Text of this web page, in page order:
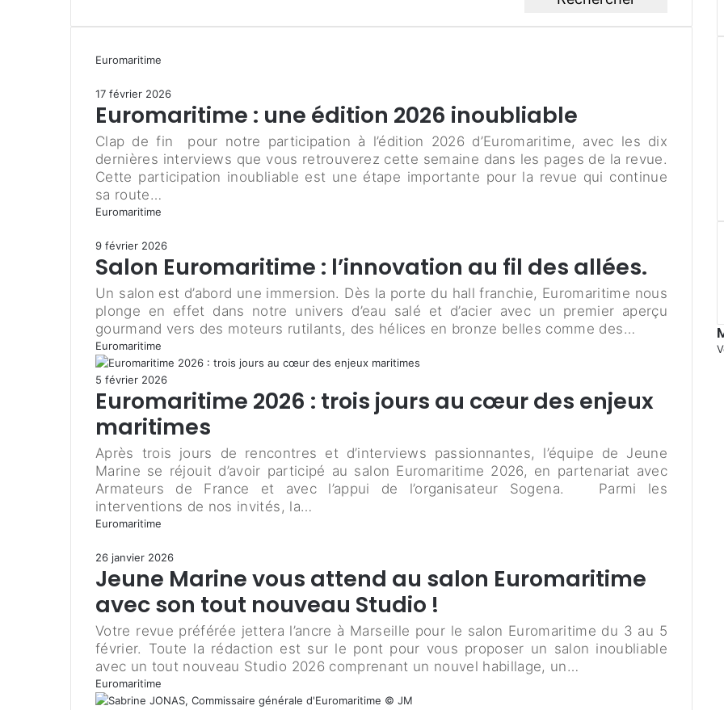
c
e
c
h
r
:
Euromaritime
17 février 2026
Euromaritime : une édition 2026 inoubliable
Clap de fin pour notre participation à l’édition 2026 d’Euromaritime, avec les dix
dernières interviews que vous retrouverez cette semaine dans les pages de la revue.
Cette participation inoubliable est une étape importante pour la revue qui continue
sa route…
Euromaritime
9 février 2026
Salon Euromaritime : l’innovation au fil des allées.
Un salon est d’abord une immersion. Dès la porte du hall franchie, Euromaritime nous
plonge en effet dans notre univers d’eau salé et d’acier avec un premier aperçu
gourmand vers des moteurs rutilants, des hélices en bronze belles comme des…
Euromaritime
5 février 2026
Euromaritime 2026 : trois jours au cœur des enjeux
maritimes
Après trois jours de rencontres et d’interviews passionnantes, l’équipe de Jeune
Marine se réjouit d’avoir participé au salon Euromaritime 2026, en partenariat avec
Armateurs de France et avec l’appui de l’organisateur Sogena. Parmi les
interventions de nos invités, la…
Euromaritime
26 janvier 2026
Jeune Marine vous attend au salon Euromaritime
avec son tout nouveau Studio !
Votre revue préférée jettera l’ancre à Marseille pour le salon Euromaritime du 3 au 5
février. Toute la rédaction est sur le pont pour vous proposer un salon inoubliable
avec un tout nouveau Studio 2026 comprenant un nouvel habillage, un…
Euromaritime